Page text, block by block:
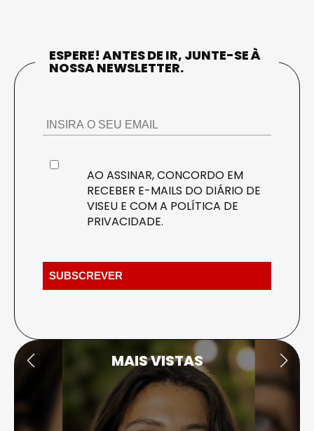
ESPERE! ANTES DE IR, JUNTE-SE À
NOSSA NEWSLETTER.
AO ASSINAR, CONCORDO EM
RECEBER E-MAILS DO DIÁRIO DE
VISEU E COM A POLÍTICA DE
PRIVACIDADE.
MAIS VISTAS